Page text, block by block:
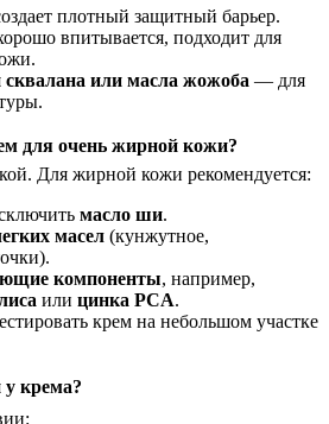
плотный защитный барьер.
впитывается, подходит для
сквалана или масла жожоба — для
для очень жирной кожи?
Для жирной кожи рекомендуется:
масло ши.
масел (кунжутное,
компоненты, например,
или цинка PCA.
крем на небольшом участке
у крема?